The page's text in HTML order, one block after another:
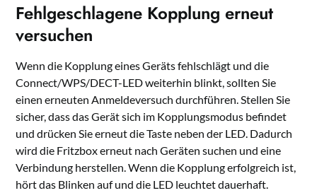
Fehlgeschlagene Kopplung erneut
versuchen
Wenn die Kopplung eines Geräts fehlschlägt und die
Connect/WPS/DECT-LED weiterhin blinkt, sollten Sie
einen erneuten Anmeldeversuch durchführen. Stellen Sie
sicher, dass das Gerät sich im Kopplungsmodus befindet
und drücken Sie erneut die Taste neben der LED. Dadurch
wird die Fritzbox erneut nach Geräten suchen und eine
Verbindung herstellen. Wenn die Kopplung erfolgreich ist,
hört das Blinken auf und die LED leuchtet dauerhaft.